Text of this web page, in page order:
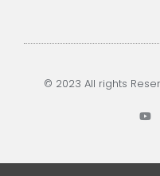
© 2023 All rights